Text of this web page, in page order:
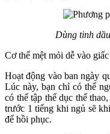
Dùng tinh
Cơ thể mệt mỏi dễ vào
Hoạt động vào ban ngày
Lúc này, bạn chỉ có thể
có thể tập thể dục thể
trước 1 tiếng khi ngủ sẽ
để hồi phục.